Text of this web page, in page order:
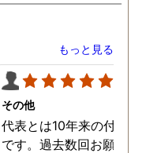
もっと見る
その他
代表とは10年来の付き合
です。過去数回お願いし